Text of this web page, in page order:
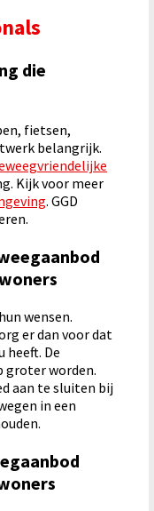
die
fietsen,
belangrijk.
Kijk voor meer
. GGD
wensen.
er dan voor dat
heeft. De
groter worden.
aan te sluiten bij
in een